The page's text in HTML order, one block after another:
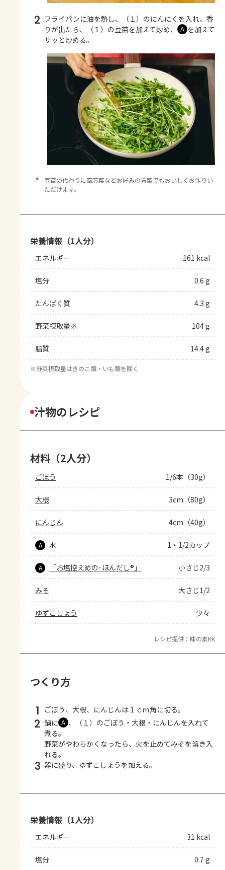
2 フライパンに油を熱し、（１）のにんにくを入れ、香
りが出たら、（１）の豆苗を加えて炒め、
Ａ を加えて
サッと炒める。
＊
豆苗の代わりに空芯菜などお好みの青菜でもおいしくお作りい
ただけます。
栄養情報（1人分）
エネルギー 161 kcal
塩分 0.6 g
たんぱく質 4.3 g
野菜摂取量※ 104 g
脂質 14.4 g
※野菜摂取量はきのこ類・いも類を除く
汁物のレシピ
材料（2人分）
ごぼう 1/6本（30g）
大根 3cm（80g）
にんじん 4cm（40g）
A 水 1・1/2カップ
A 「お塩控えめの･ほんだし®」 小さじ2/3
みそ 大さじ1/2
ゆずこしょう 少々
レシピ提供：味の素KK
つくり方
1 ごぼう、大根、にんじんは１ｃｍ角に切る。
2 鍋に Ａ 、（１）のごぼう・大根・にんじんを入れて
煮る。
野菜がやわらかくなったら、火を止めてみそを溶き入
れる。
3 器に盛り、ゆずこしょうを加える。
栄養情報（1人分）
エネルギー 31 kcal
塩分 0.7 g